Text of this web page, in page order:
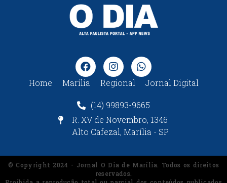
Home Marília Regional Jornal Digital
(14) 99893-9665
R. XV de Novembro, 1346
Alto Cafezal, Marília - SP
© Copyright 2024 - Jornal O Dia de Marília. Todos os direitos
reservados.